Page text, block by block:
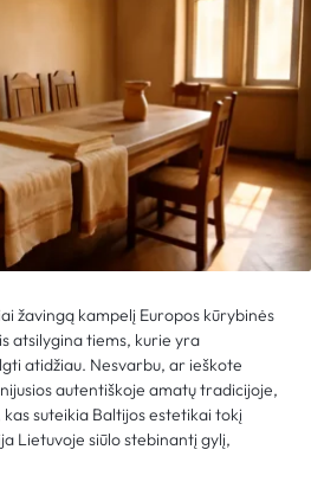
žavingą kampelį Europos kūrybinės
atsilygina tiems, kurie yra
atidžiau. Nesvarbu, ar ieškote
autentiškoje amatų tradicijoje,
suteikia Baltijos estetikai tokį
Lietuvoje siūlo stebinantį gylį,